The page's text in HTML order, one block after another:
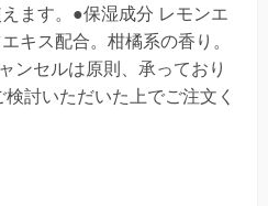
ます。●保湿成分 レモンエ
キス配合。柑橘系の香り。
ンセルは原則、承っており
討いただいた上でご注文く